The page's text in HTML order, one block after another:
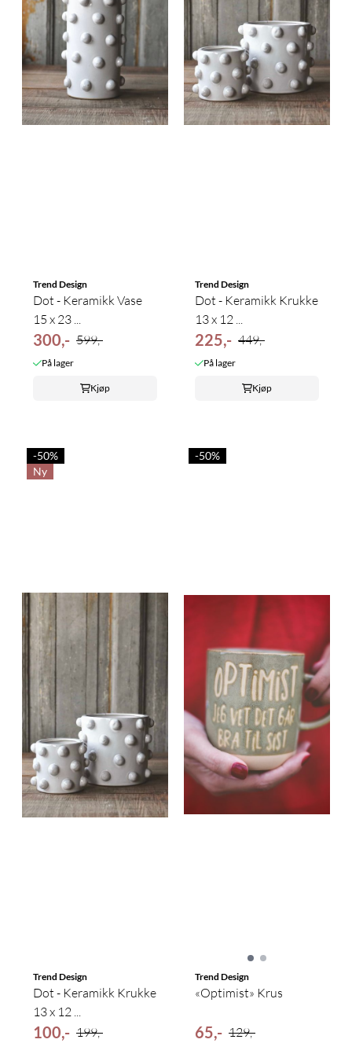
Trend Design
Dot - Keramikk Vase
15 x 23 ...
300,- 599,-
På lager
Kjøp
Trend Design
Dot - Keramikk Krukke
13 x 12 ...
225,- 449,-
På lager
Kjøp
-50%
Ny
Trend Design
Dot - Keramikk Krukke
13 x 12 ...
100,- 199,-
-50%
Trend Design
«Optimist» Krus
65,- 129,-